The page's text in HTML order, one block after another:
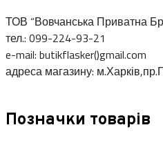
ТОВ “Вовчанська Приватна
тел.: 099-224-93-21
e-mail: butikflasker()gmail.com
адреса магазину:
Позначки товарів